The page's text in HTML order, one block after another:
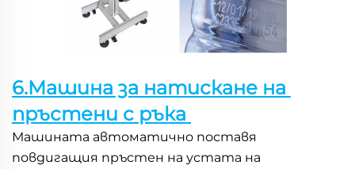
6.Машина за натискане на
пръстени с ръка
Машината автоматично поставя
повдигащия пръстен на устата на